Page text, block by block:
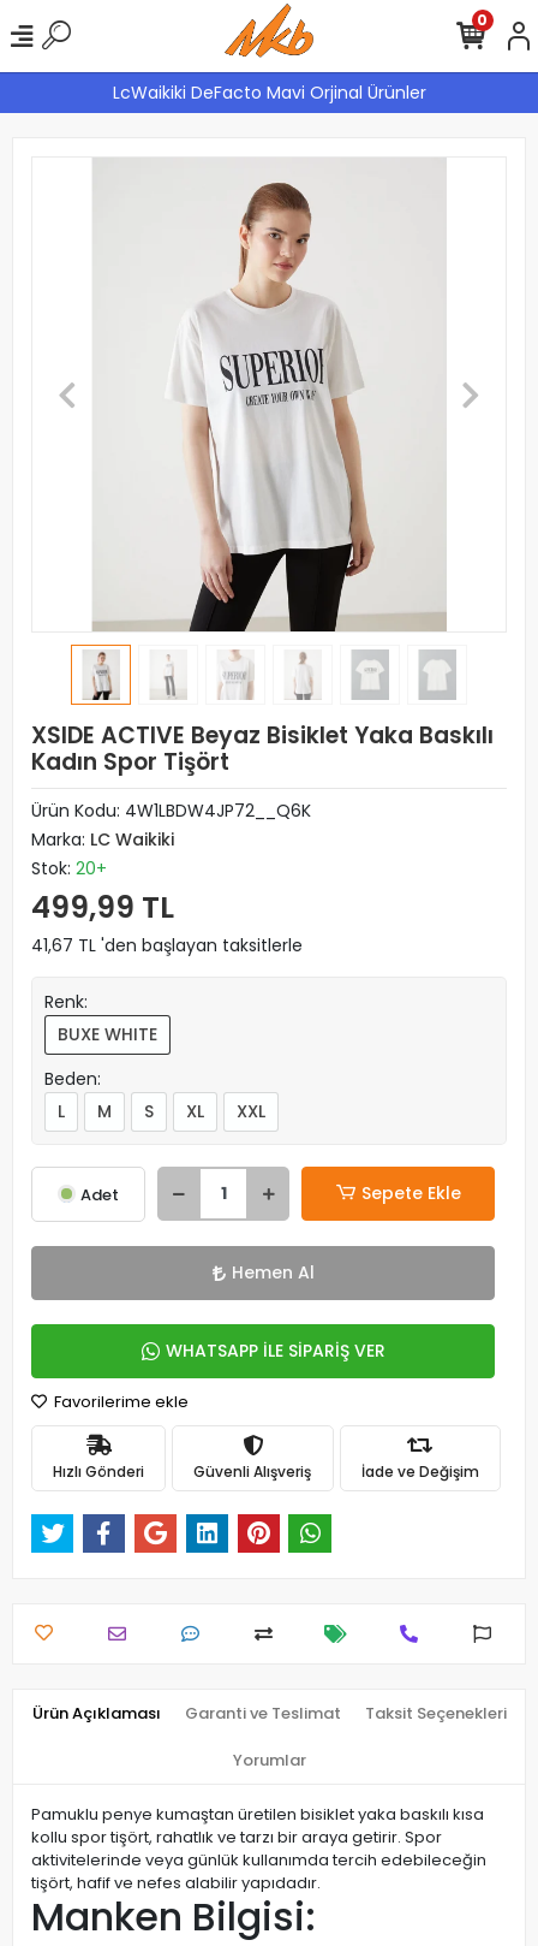
LcWaikiki DeFacto Mavi Orjinal Ürünler
0
XSIDE ACTIVE Beyaz Bisiklet Yaka Baskılı
Kadın Spor Tişört
Ürün Kodu: 4W1LBDW4JP72__Q6K
Marka: LC Waikiki
Stok: 20+
499,99 TL
41,67 TL 'den başlayan taksitlerle
Renk:
BUXE WHITE
Beden:
L
M S XL XXL
Adet Sepete Ekle
Hemen Al
WHATSAPP İLE SİPARİŞ VER
Favorilerime ekle
Hızlı Gönderi Güvenli Alışveriş İade ve Değişim
Ürün Açıklaması Garanti ve Teslimat Taksit Seçenekleri
Yorumlar
Pamuklu penye kumaştan üretilen bisiklet yaka baskılı kısa
kollu spor tişört, rahatlık ve tarzı bir araya getirir. Spor
aktivitelerinde veya günlük kullanımda tercih edebileceğin
tişört, hafif ve nefes alabilir yapıdadır.
Manken Bilgisi: